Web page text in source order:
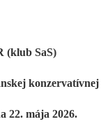
(klub SaS)
22. mája 2026.